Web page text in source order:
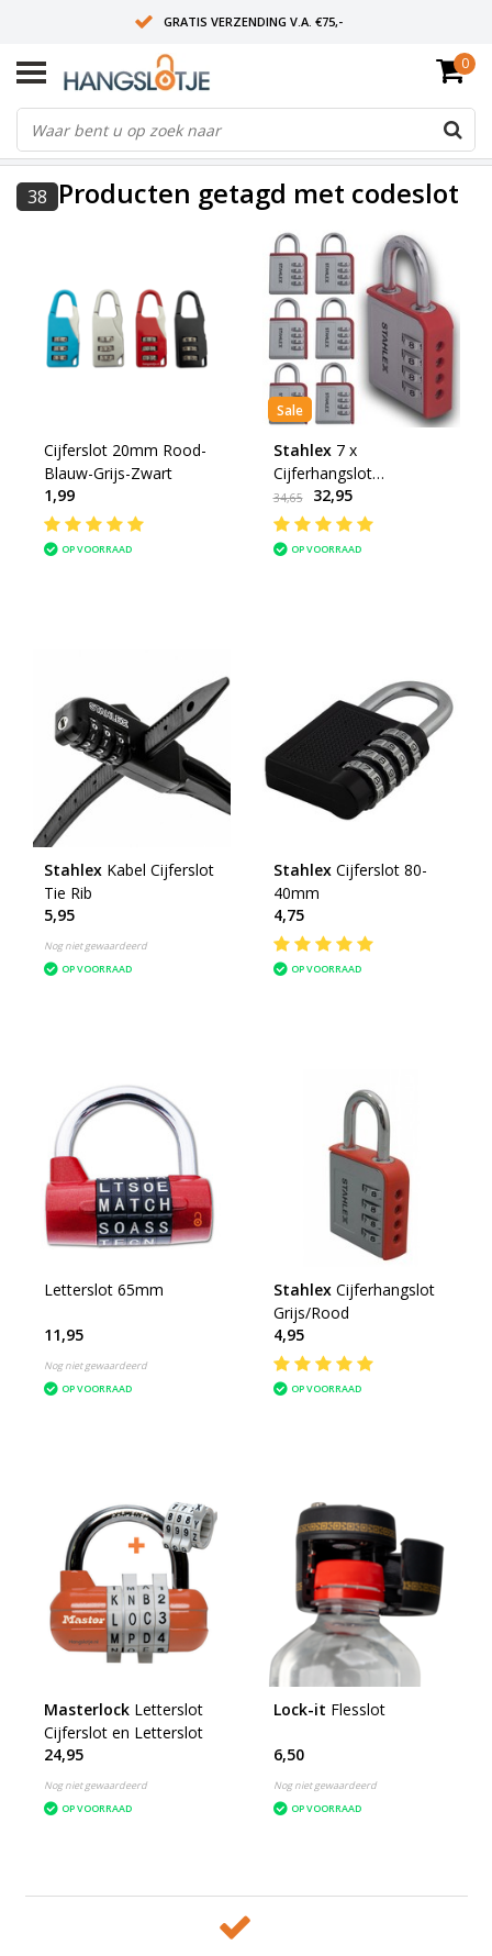
GRATIS VERZENDING V.A. €75,-
OP WERKDAGEN VOOR 15:00 BESTELD? VOLGENDE DAG OP SLOT!
ALLES UIT VOORRAAD
0
Producten getagd met codeslot
38
Cijferslot 20mm Rood-
Blauw-Grijs-Zwart
1,99
OP VOORRAAD
Sale
Stahlex 7 x
Cijferhangslot
Grijs/Rood
34,65 32,95
OP VOORRAAD
Stahlex Kabel Cijferslot
Tie Rib
5,95
Nog niet gewaardeerd
OP VOORRAAD
Stahlex Cijferslot 80-
40mm
4,75
OP VOORRAAD
Letterslot 65mm
11,95
Nog niet gewaardeerd
OP VOORRAAD
Stahlex Cijferhangslot
Grijs/Rood
4,95
OP VOORRAAD
Masterlock Letterslot
Cijferslot en Letterslot
24,95
Nog niet gewaardeerd
OP VOORRAAD
Lock-it Flesslot
6,50
Nog niet gewaardeerd
OP VOORRAAD